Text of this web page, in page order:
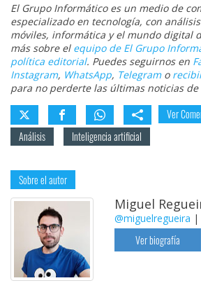
El Grupo Informático es un medio de
especializado en tecnología, con
móviles, informática y el mundo digital
más sobre el equipo de El Grupo
política editorial. Puedes seguirnos en
Instagram, WhatsApp, Telegramo
para no perderte las últimas noticias de
Ver
Análisis
Inteligencia artificial
Sobre el autor
Miguel
@miguelregueira |
Ver biografía